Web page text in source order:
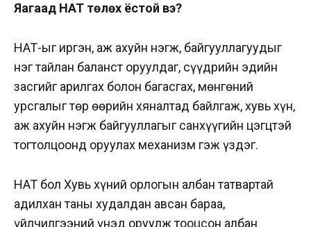
Яагаад НӨАТ төлөх ёстой вэ?
НӨАТ-ыг иргэн, аж ахуйн нэгж, байгууллагуудыг
нэг тайлан баланст оруулдаг, сүүдрийн эдийн
засгийг арилгах болон багасгах, мөнгөний
урсгалыг төр өөрийн хяналтад байлгаж, хувь хүн,
аж ахуйн нэгж байгууллагыг санхүүгийн цэгцтэй
тогтолцоонд оруулах механизм гэж үздэг.
НӨАТ бол Хувь хүний орлогын албан татвартай
адилхан таны худалдан авсан бараа,
үйлчилгээний үнэд оруулж тооцсон албан